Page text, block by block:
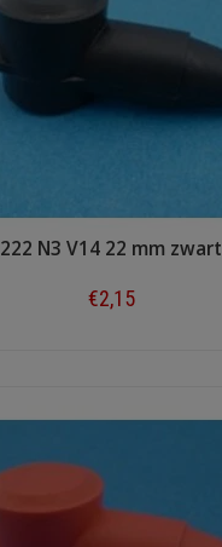
222 N3 V14 22 mm zwart
€2,15